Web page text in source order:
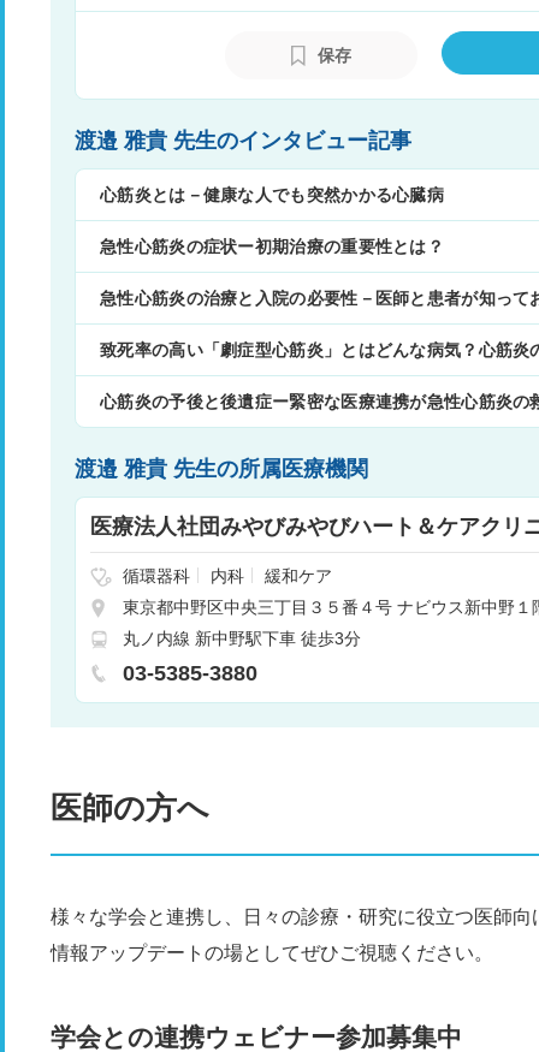
幅広く心不全治療の第一線にて活躍をし
に離島への循環器診療応援を行っている
超行動派。大学病院と在宅医療の架け橋
各国を回り積極的な学術活動も行っている
保存
渡邉 雅貴 先生のインタビュー記事
心筋炎とは－健康な人でも突然かかる心臓病
急性心筋炎の症状ー初期治療の重要性とは？
急性心筋炎の治療と入院の必要性－医師と患者が知って
致死率の高い「劇症型心筋炎」とはどんな病気？心筋炎
心筋炎の予後と後遺症ー緊密な医療連携が急性心筋炎の
渡邉 雅貴 先生の所属医療機関
医療法人社団みやびみやびハート＆ケアクリ
循環器科 内科
緩和ケア
東京都中野区中央三丁目３５番４号 ナビウス新中野１
丸ノ内線 新中野駅下車 徒歩3分
03-5385-3880
医師の方へ
様々な学会と連携し、日々の診療・研究に役立つ医師
情報アップデートの場としてぜひご視聴ください。
学会との連携ウェビナー参加募集中